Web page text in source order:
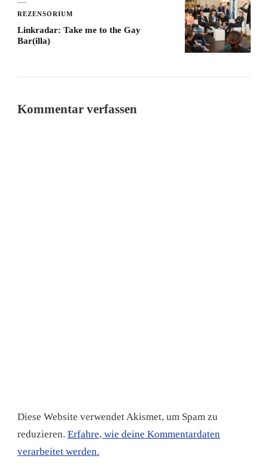
REZENSORIUM
Linkradar: Take me to the Gay
Bar(illa)
Kommentar verfassen
Diese Website verwendet Akismet, um Spam zu
reduzieren. Erfahre, wie deine Kommentardaten
verarbeitet werden.